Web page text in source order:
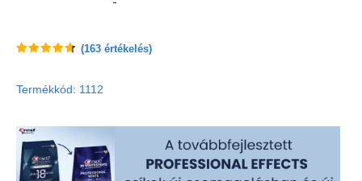
(163 értékelés)
Termékkód: 1112